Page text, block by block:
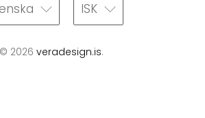
ISK
© 2026 veradesign.is.